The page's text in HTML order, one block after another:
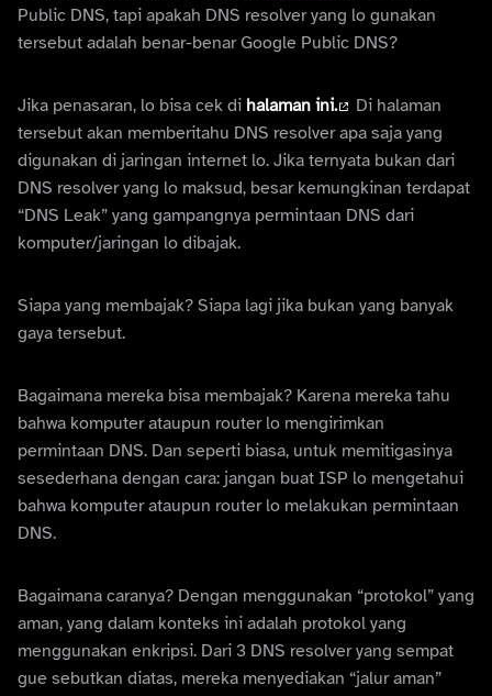
Public DNS, tapi apakah DNS resolver yang lo gunakan
tersebut adalah benar-benar Google Public DNS?
Jika penasaran, lo bisa cek di halaman ini.
Di halaman
tersebut akan memberitahu DNS resolver apa saja yang
digunakan di jaringan internet lo. Jika ternyata bukan dari
DNS resolver yang lo maksud, besar kemungkinan terdapat
“DNS Leak” yang gampangnya permintaan DNS dari
komputer/jaringan lo dibajak.
Siapa yang membajak? Siapa lagi jika bukan yang banyak
gaya tersebut.
Bagaimana mereka bisa membajak? Karena mereka tahu
bahwa komputer ataupun router lo mengirimkan
permintaan DNS. Dan seperti biasa, untuk memitigasinya
sesederhana dengan cara: jangan buat ISP lo mengetahui
bahwa komputer ataupun router lo melakukan permintaan
DNS.
Bagaimana caranya? Dengan menggunakan “protokol” yang
aman, yang dalam konteks ini adalah protokol yang
menggunakan enkripsi. Dari 3 DNS resolver yang sempat
gue sebutkan diatas, mereka menyediakan “jalur aman”